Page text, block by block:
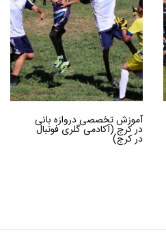
آموزش تخصصی دروازه بانی
در کرج (آکادمی گلری فوتبال
در کرج)